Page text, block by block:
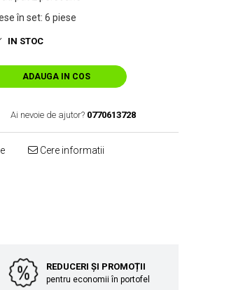
în set: 6 piese
IN STOC
ADAUGA IN COS
Ai nevoie de ajutor? 0770613728
Cere informatii
REDUCERI ȘI PROMOȚII
pentru economii în portofel